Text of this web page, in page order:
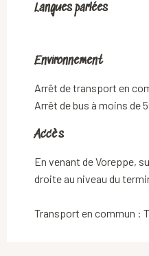
Langues parlées
Langues parlées
Environnement
Environnement
Arrêt de transport en
Arrêt de bus à moins de
Accès
Accès
En venant de Voreppe,
droite au niveau du
Transport en commun :